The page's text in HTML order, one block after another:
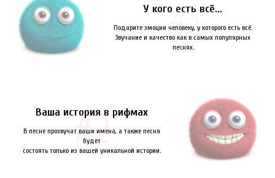
У кого есть всё...
Подарите эмоции человеку, у которого есть всё.
Звучание и качество как в самых популярных
песнях.
Ваша история в рифмах
В песне прозвучат ваши имена, а также песня
будет
состоять только из вашей уникальной истории.